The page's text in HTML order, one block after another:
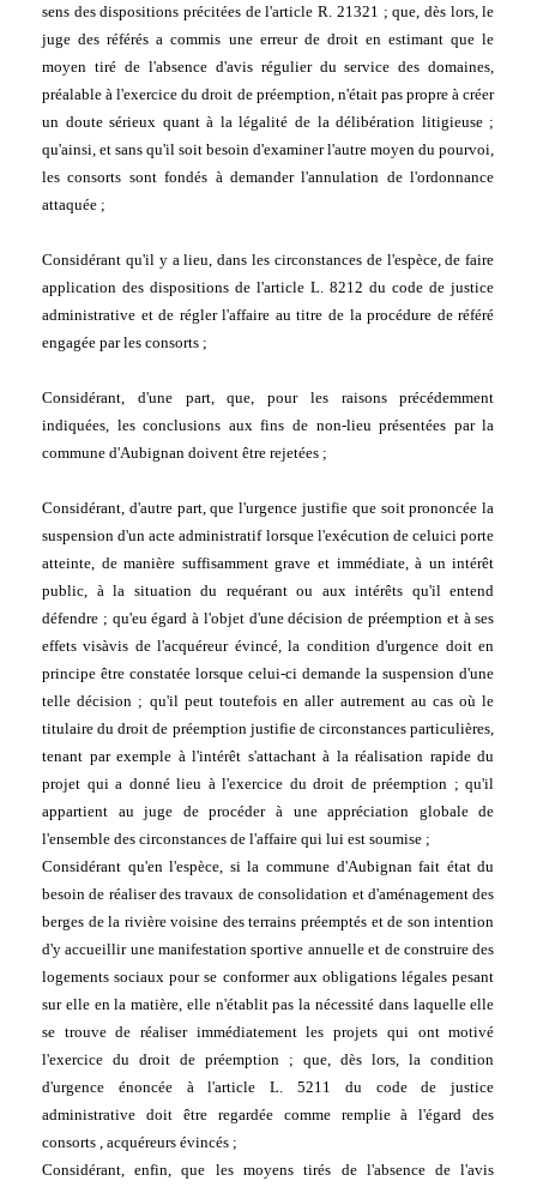
sens des dispositions précitées de l'article R. 21321 ; que, dès lors, le
juge des référés a commis une erreur de droit en estimant que le
moyen tiré de l'absence d'avis régulier du service des domaines,
préalable à l'exercice du droit de préemption, n'était pas propre à créer
un doute sérieux quant à la légalité de la délibération litigieuse ;
qu'ainsi, et sans qu'il soit besoin d'examiner l'autre moyen du pourvoi,
les consorts sont fondés à demander l'annulation de l'ordonnance
attaquée ;
Considérant qu'il y a lieu, dans les circonstances de l'espèce, de faire
application des dispositions de l'article L. 8212 du code de justice
administrative et de régler l'affaire au titre de la procédure de référé
engagée par les consorts ;
Considérant, d'une part, que, pour les raisons précédemment
indiquées, les conclusions aux fins de non-lieu présentées par la
commune d'Aubignan doivent être rejetées ;
Considérant, d'autre part, que l'urgence justifie que soit prononcée la
suspension d'un acte administratif lorsque l'exécution de celuici porte
atteinte, de manière suffisamment grave et immédiate, à un intérêt
public, à la situation du requérant ou aux intérêts qu'il entend
défendre ; qu'eu égard à l'objet d'une décision de préemption et à ses
effets visàvis de l'acquéreur évincé, la condition d'urgence doit en
principe être constatée lorsque celui-ci demande la suspension d'une
telle décision ; qu'il peut toutefois en aller autrement au cas où le
titulaire du droit de préemption justifie de circonstances particulières,
tenant par exemple à l'intérêt s'attachant à la réalisation rapide du
projet qui a donné lieu à l'exercice du droit de préemption ; qu'il
appartient au juge de procéder à une appréciation globale de
l'ensemble des circonstances de l'affaire qui lui est soumise ;
Considérant qu'en l'espèce, si la commune d'Aubignan fait état du
besoin de réaliser des travaux de consolidation et d'aménagement des
berges de la rivière voisine des terrains préemptés et de son intention
d'y accueillir une manifestation sportive annuelle et de construire des
logements sociaux pour se conformer aux obligations légales pesant
sur elle en la matière, elle n'établit pas la nécessité dans laquelle elle
se trouve de réaliser immédiatement les projets qui ont motivé
l'exercice du droit de préemption ; que, dès lors, la condition
d'urgence énoncée à l'article L. 5211 du code de justice
administrative doit être regardée comme remplie à l'égard des
consorts , acquéreurs évincés ;
Considérant, enfin, que les moyens tirés de l'absence de l'avis